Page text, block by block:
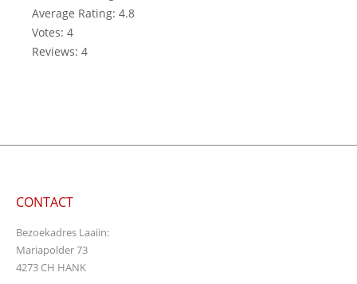
Average Rating: 4.8
Votes: 4
Reviews: 4
CONTACT
Bezoekadres Laaiin:
Mariapolder 73
4273 CH HANK